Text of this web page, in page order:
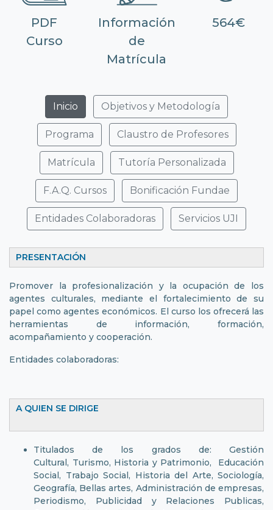
PDF
Curso
Información
de
Matrícula
564€
Inicio Objetivos y Metodología
Programa Claustro de Profesores
Matrícula Tutoría Personalizada
F.A.Q. Cursos Bonificación Fundae
Entidades Colaboradoras Servicios UJI
Promover la profesionalización y la ocupación de los
agentes culturales, mediante el fortalecimiento de su
papel como agentes económicos. El curso los ofrecerá las
herramientas de información, formación,
acompañamiento y cooperación.
Entidades colaboradoras:
A QUIEN SE DIRIGE
Titulados de los grados de: Gestión
Cultural, Turismo, Historia y Patrimonio, Educación
Social, Trabajo Social, Historia del Arte, Sociología,
Geografía, Bellas artes, Administración de empresas,
Periodismo, Publicidad y Relaciones Publicas,